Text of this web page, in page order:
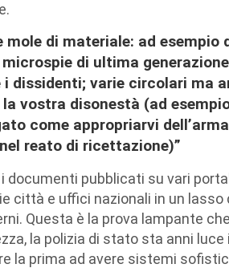
mole di materiale: ad esempio
di ultima
dissidenti; varie circolari ma
vostra disonestà (ad
come appropriarvi
reato di ricettazione)”
documenti pubblicati su vari
città e uffici nazionali in un lasso
Questa è la prova lampante
la polizia di stato sta anni
la prima ad avere sistemi